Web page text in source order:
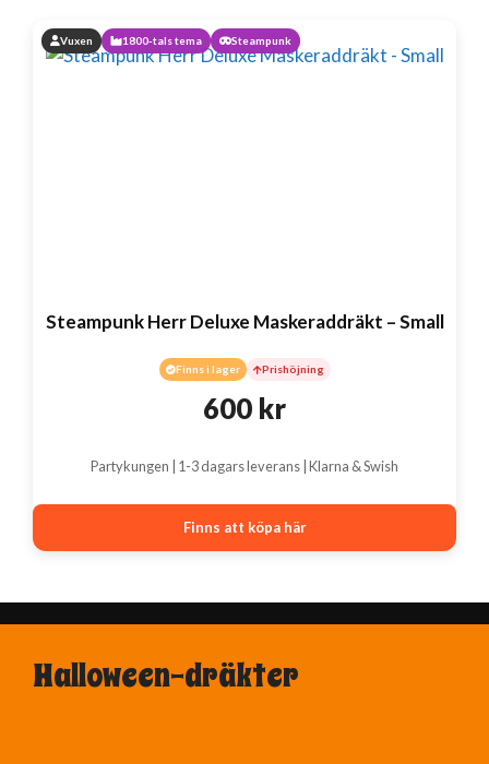
Vuxen 1800-tals tema Steampunk
Steampunk Herr Deluxe Maskeraddräkt – Small
Finns i lager Prishöjning
600 kr
Partykungen | 1-3 dagars leverans | Klarna & Swish
Finns att köpa här
Halloween-dräkter